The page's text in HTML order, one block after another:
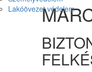
Lakóövezet védelem